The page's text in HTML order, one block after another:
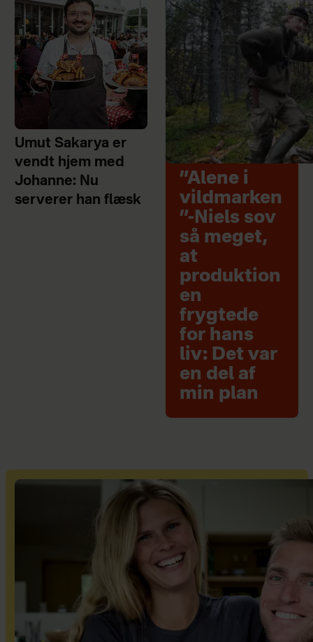
Umut Sakarya er
vendt hjem med
Johanne: Nu
serverer han flæsk
”Alene i
vildmarken
”-Niels sov
så meget,
at
produktion
en
frygtede
for hans
liv: Det var
en del af
min plan